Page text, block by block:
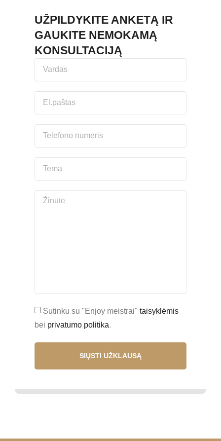
UŽPILDYKITE ANKETĄ IR
GAUKITE NEMOKAMĄ
KONSULTACIJĄ
Sutinku su "Enjoy meistrai" taisyklėmis
bei privatumo politika.
SIŲSTI UŽKLAUSĄ